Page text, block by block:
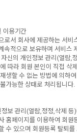
이용기간
로서 회사에 제공하는 서비
속적으로 보유하며 서비스
신의 개인정보 관리(열람,
따라 회원 본인이 직접 삭
생할 수 없는 방법에 의하
가능한 상태로 처리됩니다.
보 관리(열람,정정,삭제 등
홈페이지를 이용하여 회원
수 있으며 회원등록 탈퇴를